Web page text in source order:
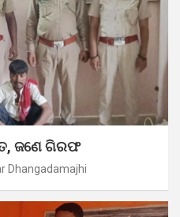
ଜଣେ ଗିରଫ
Dhangadamajhi